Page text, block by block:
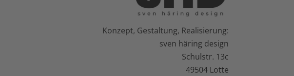
Konzept, Gestaltung, Realisierung:
sven häring design
Schulstr. 13c
49504 Lotte